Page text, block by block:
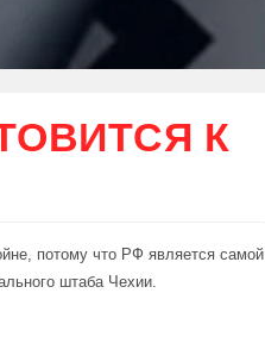
К
потому что РФ является самой
штаба Чехии.